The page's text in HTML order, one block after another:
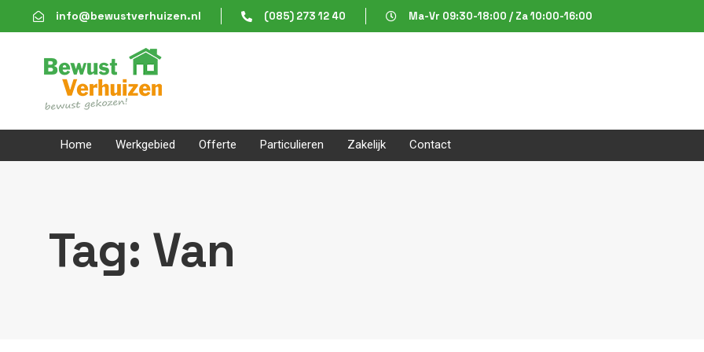
links
to
content
info@bewustverhuizen.nl (085) 273 12 40 Ma-Vr 09:30-18:00 / Za 10:00-16:00
Home Werkgebied Offerte Particulieren Zakelijk Contact
Tag: Van